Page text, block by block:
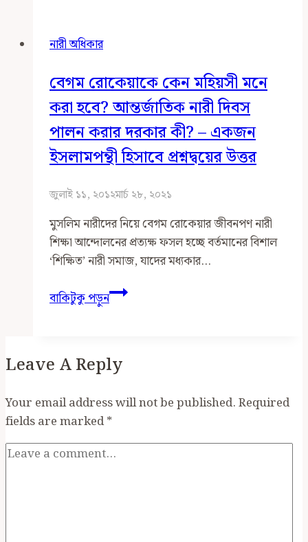
ভূমিকা
নারী অধিকার
বেগম রোকেয়াকে কেন মহিয়সী মনে
করা হবে? আন্তর্জাতিক নারী দিবস
পালন করার দরকার কী? – একজন
ইসলামপন্থী হিসাবে প্রশ্নদ্বয়ের উত্তর
জুলাই ১১, ২০১২মার্চ ২৮, ২০২১
মুসলিম নারীদের নিয়ে বেগম রোকেয়ার জীবনপণ নারী
শিক্ষা আন্দোলনের প্রত্যক্ষ ফসল হচ্ছে বর্তমানের বিশাল
‘শিক্ষিত’ নারী সমাজ, যাদের মধ্যকার…
বাকিটুকু পড়ুনবেগম
রোকেয়াকে
মনে
হবে?
আন্তর্জাতিক
নারী
দিবস
Leave A Reply
Your email address will not be published.Required
fields are marked*